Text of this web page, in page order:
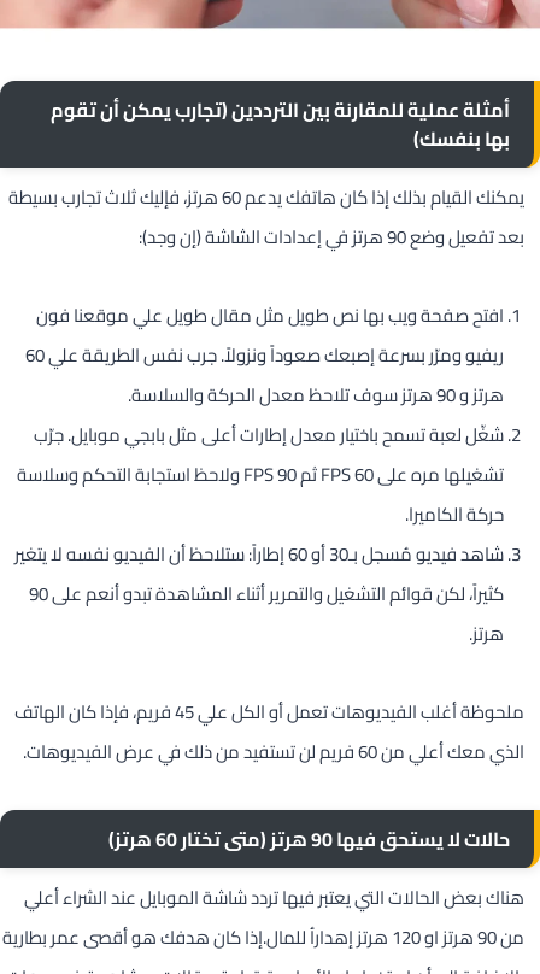
أمثلة عملية للمقارنة بين الترددين (تجارب يمكن أن تقوم
بها بنفسك)
يمكنك القيام بذلك إذا كان هاتفك يدعم 60 هرتز، فإليك ثلاث تجارب بسيطة
بعد تفعيل وضع 90 هرتز في إعدادات الشاشة (إن وجد):
افتح صفحة ويب بها نص طويل مثل مقال طويل علي موقعنا فون
ريفيو ومرّر بسرعة إصبعك صعوداً ونزولاً. جرب نفس الطريقة علي 60
هرتز و 90 هرتز سوف تلاحظ معدل الحركة والسلاسة.
شغّل لعبة تسمح باختيار معدل إطارات أعلى مثل بابجي موبايل. جرّب
تشغيلها مره على 60 FPS ثم 90 FPS ولاحظ استجابة التحكم وسلاسة
حركة الكاميرا.
شاهد فيديو مُسجل بـ30 أو 60 إطاراً: ستلاحظ أن الفيديو نفسه لا يتغير
كثيراً، لكن قوائم التشغيل والتمرير أثناء المشاهدة تبدو أنعم على 90
هرتز.
ملحوظة أغلب الفيديوهات تعمل أو الكل علي 45 فريم، فإذا كان الهاتف
الذي معك أعلي من 60 فريم لن تستفيد من ذلك في عرض الفيديوهات.
حالات لا يستحق فيها 90 هرتز (متى تختار 60 هرتز)
هناك بعض الحالات التي يعتبر فيها تردد شاشة الموبايل عند الشراء أعلي
من 90 هرتز او 120 هرتز إهداراُ للمال.إذا كان هدفك هو أقصى عمر بطارية